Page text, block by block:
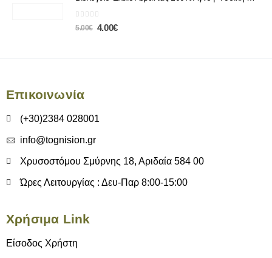
0 out of 5
5.00€ 4.00€
Επικοινωνία
(+30)2384 028001
info@tognision.gr
Χρυσοστόμου Σμύρνης 18, Αριδαία 584 00
Ώρες Λειτουργίας : Δευ-Παρ 8:00-15:00
Χρήσιμα Link
Είσοδος Χρήστη